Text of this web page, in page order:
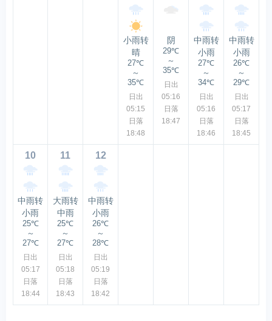
小雨转
晴
27℃
～
35℃
日出
05:15
日落
18:48
阴
29℃
～
35℃
日出
05:16
日落
18:47
中雨转
小雨
27℃
～
34℃
日出
05:16
日落
18:46
中雨转
小雨
26℃
～
29℃
日出
05:17
日落
18:45
10
中雨转
小雨
25℃
～
27℃
日出
05:17
日落
18:44
11
大雨转
中雨
25℃
～
27℃
日出
05:18
日落
18:43
12
中雨转
小雨
26℃
～
28℃
日出
05:19
日落
18:42